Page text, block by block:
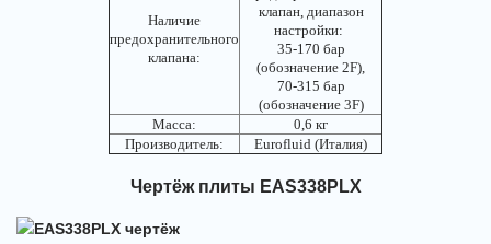
Наличие
предохранительного
клапана:
клапан, диапазон
настройки:
35-170 бар
(обозначение 2F),
70-315 бар
(обозначение 3F)
Масса:
0,6 кг
Производитель:
Eurofluid (Италия)
Чертёж плиты EAS338PLX